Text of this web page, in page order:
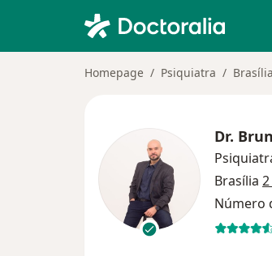
Homepage Psiquiatra Brasília
Dr.
Brasília
Número